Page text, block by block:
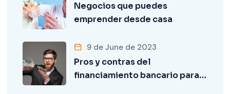
Negocios que puedes
emprender desde casa
9 de June de 2023
Pros y contras del
financiamiento bancario para…